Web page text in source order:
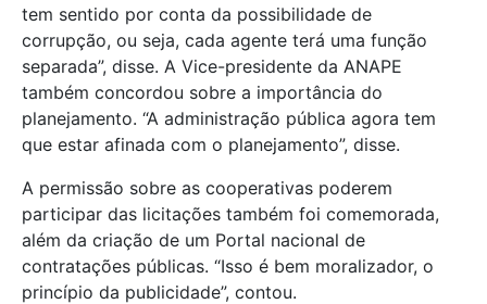
tem sentido por conta da possibilidade de
corrupção, ou seja, cada agente terá uma função
separada”, disse. A Vice-presidente da ANAPE
também concordou sobre a importância do
planejamento. “A administração pública agora tem
que estar afinada com o planejamento”, disse.
A permissão sobre as cooperativas poderem
participar das licitações também foi comemorada,
além da criação de um Portal nacional de
contratações públicas. “Isso é bem moralizador, o
princípio da publicidade”, contou.